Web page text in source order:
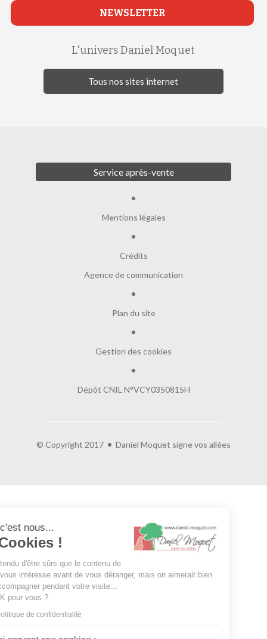
NEWSLETTER
L'univers Daniel Moquet
Tous nos sites internet
Service après-vente
Mentions légales
Crédits
Agence de communication
Plan du site
Gestion des cookies
Dépôt CNIL N°VCY0350815H
© Copyright 2017 Daniel Moquet signe vos allées
Salut c'est nous...
les Cookies !
On a attendu d'être sûrs que le contenu de
ce site vous intéresse avant de vous déranger, mais on aimerait bien
vous accompagner pendant votre visite...
C'est OK pour vous ?
Lire la politique de confidentialité